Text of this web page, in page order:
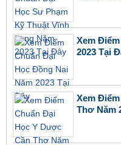
Xem
2023 Tại
Xem
Thơ Năm